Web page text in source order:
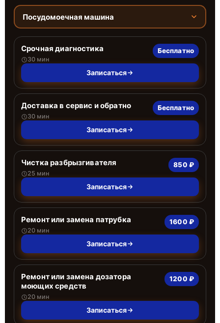
Посудомоечная машина
Срочная диагностика
30 мин
Бесплатно
Записаться
Доставка в сервис и обратно
30 мин
Бесплатно
Записаться
Чистка разбрызгивателя
25 мин
850 ₽
Записаться
Ремонт или замена патрубка
20 мин
1600 ₽
Записаться
Ремонт или замена дозатора
моющих средств
20 мин
1200 ₽
Записаться